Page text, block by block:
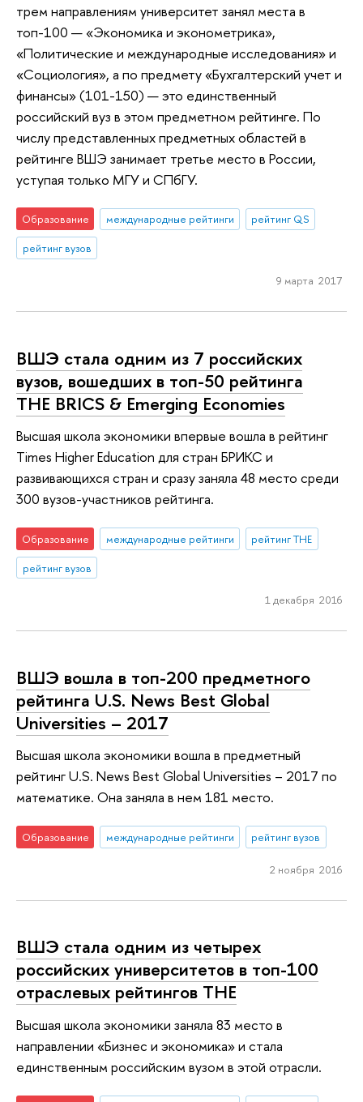
трем направлениям университет занял места в
топ-100 — «Экономика и эконометрика»,
«Политические и международные исследования» и
«Социология», а по предмету «Бухгалтерский учет и
финансы» (101-150) — это единственный
российский вуз в этом предметном рейтинге. По
числу представленных предметных областей в
рейтинге ВШЭ занимает третье место в России,
уступая только МГУ и СПбГУ.
Образование международные рейтинги
рейтинг QS
рейтинг вузов
9 марта 2017
ВШЭ стала одним из 7 российских
вузов, вошедших в топ-50 рейтинга
THE BRICS & Emerging Economies
Высшая школа экономики впервые вошла в рейтинг
Times Higher Education для стран БРИКС и
развивающихся стран и сразу заняла 48 место среди
300 вузов-участников рейтинга.
Образование международные рейтинги
рейтинг THE
рейтинг вузов
1 декабря 2016
ВШЭ вошла в топ-200 предметного
рейтинга U.S. News Best Global
Universities – 2017
Высшая школа экономики вошла в предметный
рейтинг U.S. News Best Global Universities – 2017 по
математике. Она заняла в нем 181 место.
Образование международные рейтинги рейтинг вузов
2 ноября 2016
ВШЭ стала одним из четырех
российских университетов в топ-100
отраслевых рейтингов THE
Высшая школа экономики заняла 83 место в
направлении «Бизнес и экономика» и стала
единственным российским вузом в этой отрасли.